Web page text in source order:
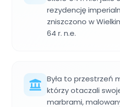
rezydencję
zniszczono w
64 r. n.e.
Była to przestrzeń
którzy otaczali
marbrami,